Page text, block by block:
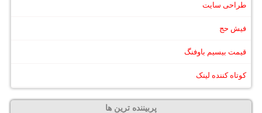
طراحی سایت
فیش حج
قیمت بیسیم باوفنگ
کوتاه کننده لینک
پربیننده ترین ها